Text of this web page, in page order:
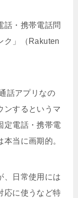
話・携帯電話問
ク」（Rakuten
話アプリなの
ンするというマ
定電話・携帯電
当に画期的。
、日常使用には
応に使うなど特